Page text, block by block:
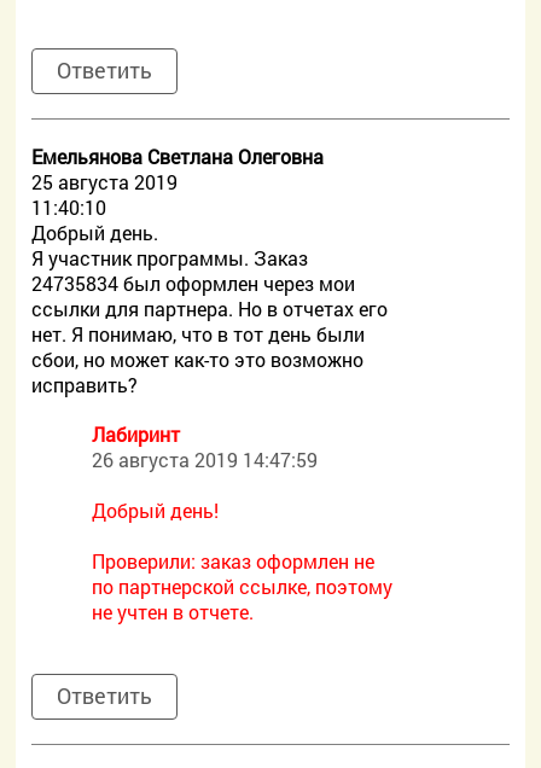
Ответить
Емельянова Светлана Олеговна
25 августа 2019
11:40:10
Добрый день.
Я участник программы. Заказ
24735834 был оформлен через мои
ссылки для партнера. Но в отчетах его
нет. Я понимаю, что в тот день были
сбои, но может как-то это возможно
исправить?
Лабиринт
26 августа 2019 14:47:59
Добрый день!
Проверили: заказ оформлен не
по партнерской ссылке, поэтому
не учтен в отчете.
Ответить